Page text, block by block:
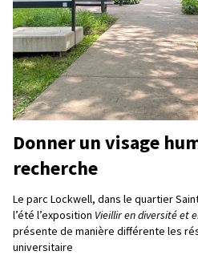
Donner un visage
recherche
Le parc Lockwell, dans le quartier
l’été l’exposition Vieillir en diversité et
présente de manière différente les
universitaire